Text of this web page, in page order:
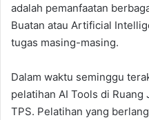
adalah pemanfaatan
Buatan atau Artificial
tugas masing-masing.
Dalam waktu seminggu
pelatihan AI Tools di
TPS. Pelatihan yang